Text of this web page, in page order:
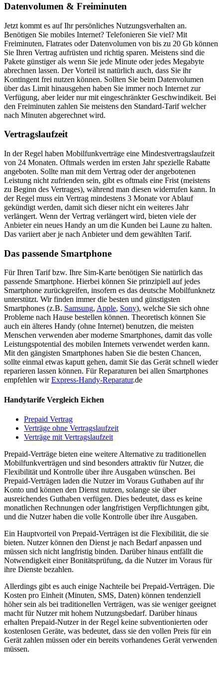
Datenvolumen & Freiminuten
Jetzt kommt es auf Ihr persönliches Nutzungsverhalten an.
Benötigen Sie mobiles Internet? Telefonieren Sie viel? Mit
Freiminuten, Flatrates oder Datenvolumen von bis zu 20 Gb können
Sie Ihren Vertrag aufrüsten und richtig sparen. Meistens sind die
Pakete günstiger als wenn Sie jede Minute oder jedes Megabyte
abrechnen lassen. Der Vorteil ist natürlich auch, dass Sie ihr
Kontingent frei nutzen können. Sollten Sie beim Datenvolumen
über das Limit hinausgehen haben Sie immer noch Internet zur
Verfügung, aber leider nur mit eingeschränkter Geschwindikeit. Bei
den Freiminuten zahlen Sie meistens den Standard-Tarif welcher
nach Minuten abgerechnet wird.
Vertragslaufzeit
In der Regel haben Mobilfunkverträge eine Mindestvertragslaufzeit
von 24 Monaten. Oftmals werden im ersten Jahr spezielle Rabatte
angeboten. Sollte man mit dem Vertrag oder der angebotenen
Leistung nicht zufrienden sein, gibt es oftmals eine Frist (meistens
zu Beginn des Vertrages), während man diesen widerrufen kann. In
der Regel muss ein Vertrag mindestens 3 Monate vor Ablauf
gekündigt werden, damit sich dieser nicht ein weiteres Jahr
verlängert. Wenn der Vertrag verlängert wird, bieten viele der
Anbieter ein neues Handy an um die Kunden bei Laune zu halten.
Das variiert aber je nach Anbieter und dem gewählten Tarif.
Das passende Smartphone
Für Ihren Tarif bzw. Ihre Sim-Karte benötigen Sie natürlich das
passende Smartphone. Hierbei können Sie prinzipiell auf jedes
Smartphone zurückgreifen, insofern es das deutsche Mobilfunknetz
unterstützt. Wir finden immer die besten und günstigsten
Smartphones (z.B. Samsung, Apple, Sony), welche Sie sich ohne
Probleme nach Hause bestellen können. Theoretisch können Sie
auch ein älteres Handy (ohne Internet) benutzen, die meisten
Menschen verwenden aber moderne Smartphones, damit das volle
Leistungspotential des mobilen Internets verwendet werden kann.
Mit den gängisten Smartphones haben Sie die besten Chancen,
sollte einmal etwas kaputt gehen, damit Sie das Gerät schnell wieder
reparieren lassen können. Für Reparaturen bei allen Smartphones
empfehlen wirExpress-Handy-Reparatur.de
Handytarife Vergleich Eichen
Prepaid Vertrag
Verträge ohne Vertragslaufzeit
Verträge mit Vertragslaufzeit
Prepaid-Verträge bieten eine weitere Alternative zu traditionellen
Mobilfunkverträgen und sind besonders attraktiv für Nutzer, die
Flexibilität und Kontrolle über ihre Ausgaben wünschen. Bei
Prepaid-Verträgen laden die Nutzer im Voraus Guthaben auf ihr
Konto und können den Dienst nutzen, solange sie über
ausreichendes Guthaben verfügen. Dies bedeutet, dass es keine
monatlichen Rechnungen oder langfristigen Verpflichtungen gibt,
und die Nutzer haben die volle Kontrolle über ihre Ausgaben.
Ein Hauptvorteil von Prepaid-Verträgen ist die Flexibilität, die sie
bieten. Nutzer können den Dienst je nach Bedarf anpassen und
müssen sich nicht langfristig binden. Darüber hinaus entfällt die
Notwendigkeit einer Bonitätsprüfung, da die Nutzer im Voraus für
ihre Dienste bezahlen.
Allerdings gibt es auch einige Nachteile bei Prepaid-Verträgen. Die
Kosten pro Einheit (Minuten, SMS, Daten) können tendenziell
höher sein als bei traditionellen Verträgen, was sie weniger geeignet
macht für Nutzer mit hohem Nutzungsbedarf. Darüber hinaus
erhalten Prepaid-Nutzer in der Regel keine subventionierten oder
kostenlosen Geräte, was bedeutet, dass sie den vollen Preis für ein
Gerät zahlen müssen oder ein bereits vorhandenes Gerät verwenden
müssen.